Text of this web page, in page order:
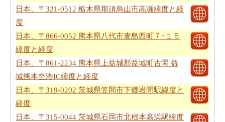
日本、〒321-0512 栃木県那須烏山市高瀬緯度と経
度
日本、〒866-0052 熊本県八代市麦島西町７−１５
緯度と経度
日本、〒861-2234 熊本県上益城郡益城町古閑 益
城熊本空港IC緯度と経度
日本、〒319-0202 茨城県笠間市下郷岩間駅緯度と
経度
日本、〒315-0044 茨城県石岡市北根本高浜駅緯度